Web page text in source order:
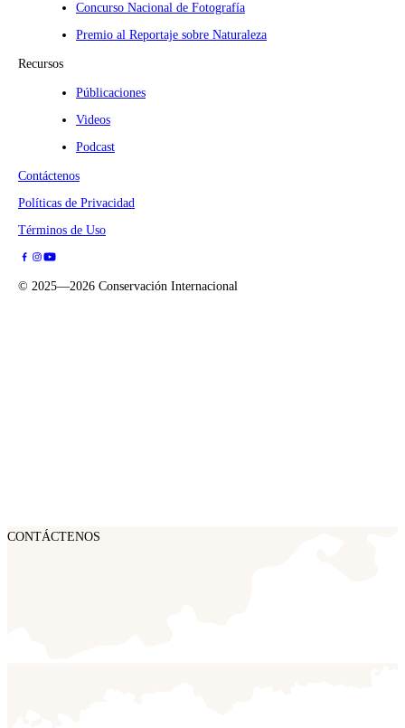
Concurso Nacional de Fotografía
Premio al Reportaje sobre Naturaleza
Recursos
Públicaciones
Videos
Podcast
Contáctenos
Políticas de Privacidad
Términos de Uso
© 2025—2026 Conservación Internacional
CONTÁCTENOS